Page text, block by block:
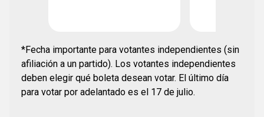
*Fecha importante para votantes independientes (sin
afiliación a un partido). Los votantes independientes
deben elegir qué boleta desean votar. El último día
para votar por adelantado es el 17 de julio.